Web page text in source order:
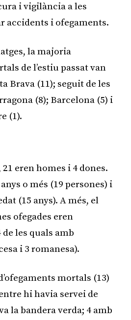
i vigilància a les
accidents i ofegaments.
la majoria
de l’estiu passat van
Brava (11); seguit de les
(8); Barcelona (5) i
(1).
21 eren homes i 4 dones.
o més (19 persones) i
(15 anys). A més, el
ofegades eren
de les quals amb
i 3 romanesa).
mortals (13)
hi havia servei de
la bandera verda; 4 amb